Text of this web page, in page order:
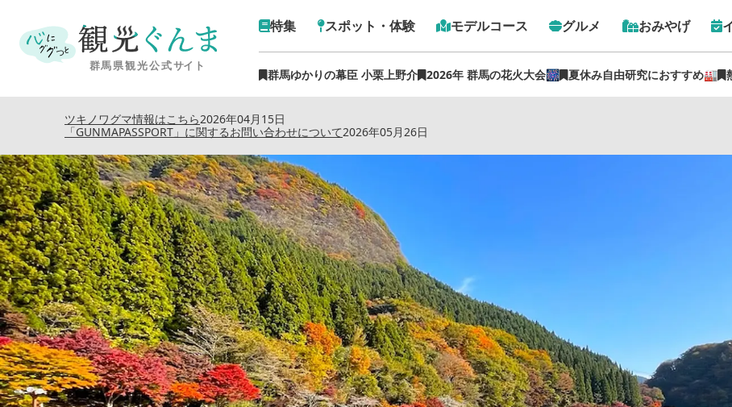
特集 スポット・体験 モデルコース グルメ おみやげ
群馬ゆかりの幕臣 小栗上野介 2026年 群馬の花火大会🎆 夏休み自由研究におすすめ🏭
2026年04月15日
ツキノワグマ情報はこちら
2026年05月26日
「GUNMAPASSPORT」に関するお問い合わせについて
トップ›特集記事›まるで鏡面の輝き！心休まるフォトスポット「碓氷湖」（うすいこ）を満喫【ぐん